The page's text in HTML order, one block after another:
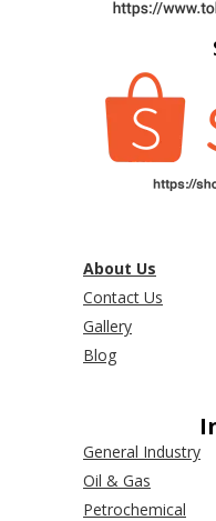
About Us
Contact Us
Gallery
Blog
General Industry
Oil & Gas
Petrochemical